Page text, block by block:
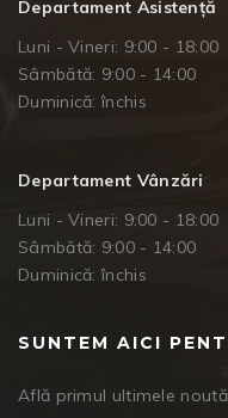
Departament Asistență
Luni - Vineri: 9:00 - 18:00
Sâmbătă: 9:00 - 14:00
Duminică: închis
Departament Vânzări
Luni - Vineri: 9:00 - 18:00
Sâmbătă: 9:00 - 14:00
Duminică: închis
SUNTEM AICI
Află primul ultimele